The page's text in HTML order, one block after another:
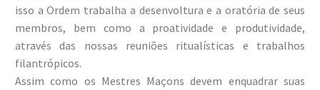
isso a Ordem trabalha a desenvoltura e a oratória de seus
membros, bem como a proatividade e produtividade,
através das nossas reuniões ritualísticas e trabalhos
filantrópicos.
Assim como os Mestres Maçons devem enquadrar suas